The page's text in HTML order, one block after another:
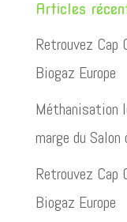
Articles
Retrouvez Cap
Biogaz Europe
Méthanisation
marge du Salon
Retrouvez Cap
Biogaz Europe